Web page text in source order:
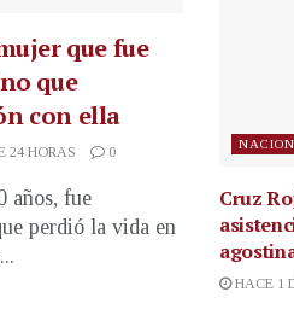
que fue
que
con ella
24 HORAS 0
años, fue
perdió la vida en
Cruz
HACE 1